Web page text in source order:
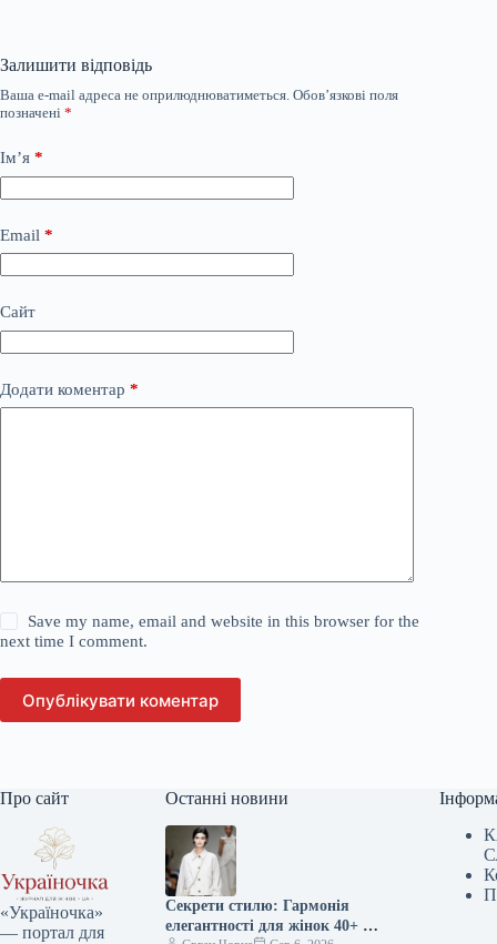
Залишити відповідь
Ваша e-mail адреса не оприлюднюватиметься. Обов’язкові поля
позначені *
Ім’я *
Email *
Сайт
Додати коментар *
Save my name, email and website in this browser for the
next time I comment.
Опублікувати коментар
Про сайт
«Україночка»
— портал для
Останні новини
Секрети стилю: Гармонія
елегантності для жінок 40+ від